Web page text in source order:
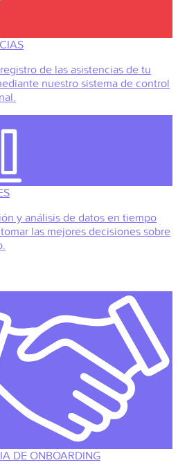
de las asistencias de tu
nuestro sistema de control
y análisis de datos en tiempo
las mejores decisiones sobre
DE ONBOARDING